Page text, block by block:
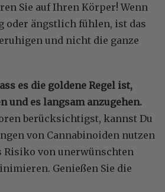
Sie auf Ihren Körper! Wenn
oder ängstlich fühlen, ist das
und nicht die ganze
es die goldene Regel ist,
und es langsam anzugehen.
berücksichtigst, kannst Du
von Cannabinoiden nutzen
Risiko von unerwünschten
Genießen Sie die